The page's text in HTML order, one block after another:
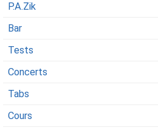
P.A.Zik
Bar
Tests
Concerts
Tabs
Cours